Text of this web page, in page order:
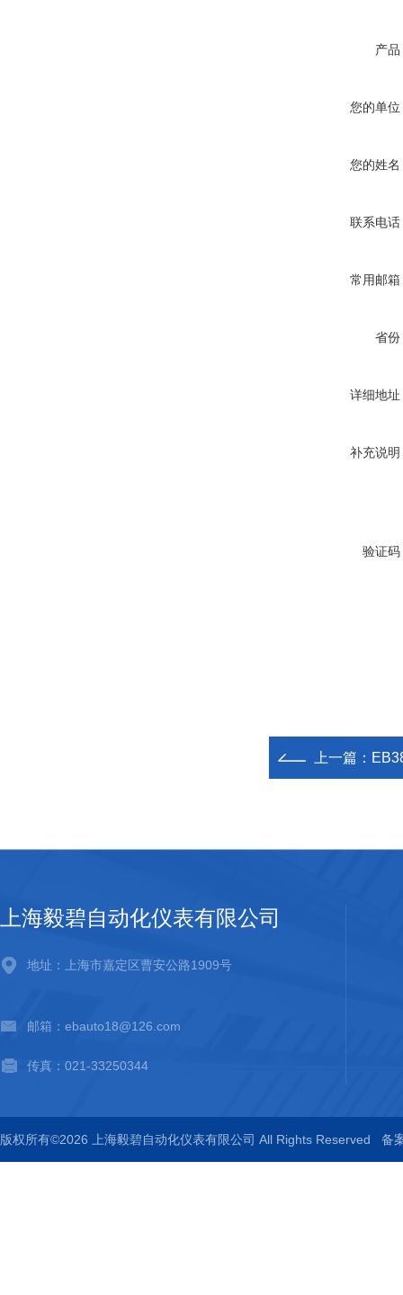
产品
您的单位
您的姓名
联系电话
常用邮箱
省份
详细地址
补充说明
验证码
上一篇：
上海毅碧自动化仪表有限公司
地址：上海市嘉定区曹安公路1909号
邮箱：ebauto18@126.com
传真：021-33250344
版权所有©2026 上海毅碧自动化仪表有限公司 All Rights Reserved 备